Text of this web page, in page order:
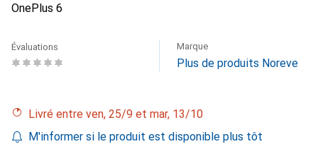
OnePlus 6
Évaluations Marque
Plus de produits Noreve
Livré entre ven, 25/9 et mar, 13/10
M'informer si le produit est disponible plus tôt